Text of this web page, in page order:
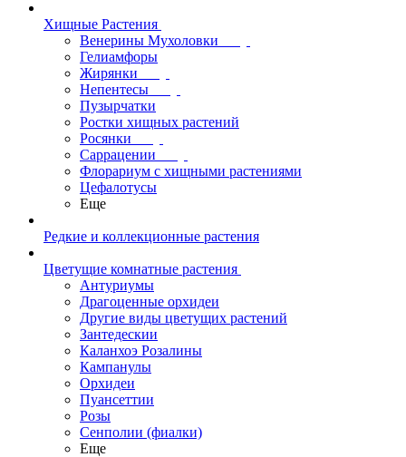
Хищные Растения
Венерины Мухоловки
Гелиамфоры
Жирянки
Непентесы
Пузырчатки
Ростки хищных растений
Росянки
Саррацении
Флорариум с хищными растениями
Цефалотусы
Еще
Редкие и коллекционные растения
Цветущие комнатные растения
Антуриумы
Драгоценные орхидеи
Другие виды цветущих растений
Зантедескии
Каланхоэ Розалины
Кампанулы
Орхидеи
Пуансеттии
Розы
Сенполии (фиалки)
Еще